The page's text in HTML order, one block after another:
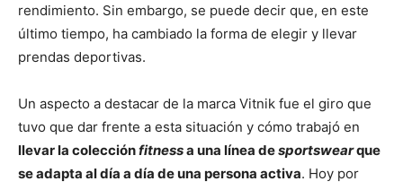
rendimiento. Sin embargo, se puede decir que, en este
último tiempo, ha cambiado la forma de elegir y llevar
prendas deportivas.
Un aspecto a destacar de la marca Vitnik fue el giro que
tuvo que dar frente a esta situación y cómo trabajó en
llevar la colecciónfitnessa una línea desportswearque
se adapta al día a día de una persona activa. Hoy por